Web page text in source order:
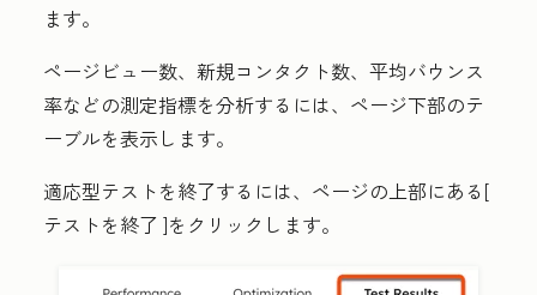
ます。
ページビュー数、新規コンタクト数、平均バウンス
率などの測定指標を分析するには、ページ下部のテ
ーブルを表示します。
適応型テストを終了するには、ページの上部にある[
テストを終了 ]をクリックします。